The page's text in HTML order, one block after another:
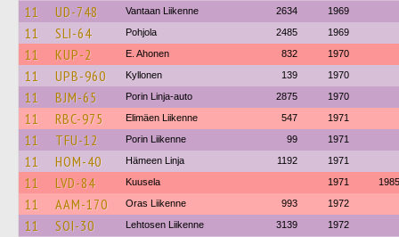
11 UD-748 Vantaan Liikenne 2634 1969
11 SLI-64 Pohjola 2485 1969
11 KUP-2 E. Ahonen 832 1970
11 UPB-960 Kyllonen 139 1970
11 BJM-65 Porin Linja-auto 2875 1970
11 RBC-975 Elimäen Liikenne 547 1971
11 TFU-12 Porin Liikenne 99 1971
11 HOM-40 Hämeen Linja 1192 1971
11 LVD-84 Kuusela 1971 1985
11 AAM-170 Oras Liikenne 993 1972
11 SOI-30 Lehtosen Liikenne 3139 1972